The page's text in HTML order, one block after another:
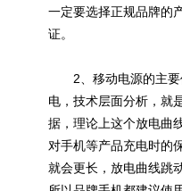
一定要选择正规品牌的
证。
2、移动电源的主要
电，技术层面分析，就
据，理论上这个放电曲
对手机等产品充电时的
就会更长，放电曲线跳